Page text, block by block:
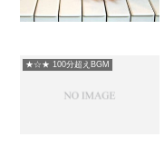
★☆★ 100分超えBGM